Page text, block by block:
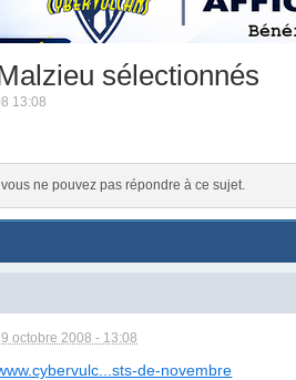
sélectionnés
13:08
ne pouvez pas répondre à ce sujet.
octobre 2008 - 13:08
de-novembre